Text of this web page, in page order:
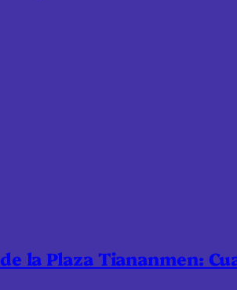
la Plaza Tiananmen: